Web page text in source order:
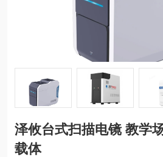
泽攸台式扫描电镜 教学
载体